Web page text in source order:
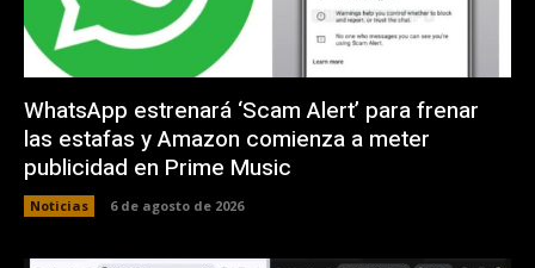
WhatsApp estrenará ‘Scam Alert’ para frenar
las estafas y Amazon comienza a meter
publicidad en Prime Music
Noticias 6 de agosto de 2026